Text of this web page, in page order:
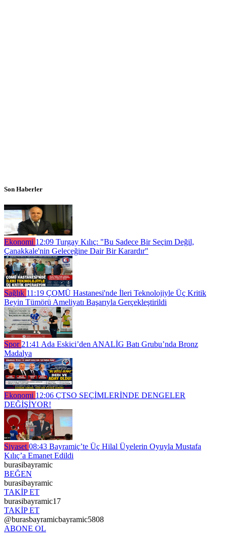
Son Haberler
Ekonomi 12:09 Turgay Kılıç: "Bu Sadece Bir Seçim Değil,
Çanakkale'nin Geleceğine Dair Bir Karardır"
Sağlık 11:19 ÇOMÜ Hastanesi'nde İleri Teknolojiyle Üç Kritik
Beyin Tümörü Ameliyatı Başarıyla Gerçekleştirildi
Spor 21:41 Ada Eskici’den ANALİG Batı Grubu’nda Bronz
Madalya
Ekonomi 12:06 ÇTSO SEÇİMLERİNDE DENGELER
DEĞİŞİYOR!
Siyaset 08:43 Bayramiç’te Üç Hilal Üyelerin Oyuyla Mustafa
Kılıç’a Emanet Edildi
burasibayramic
BEĞEN
burasibayramic
TAKİP ET
burasibayramic17
TAKİP ET
@burasbayramicbayramic5808
ABONE OL